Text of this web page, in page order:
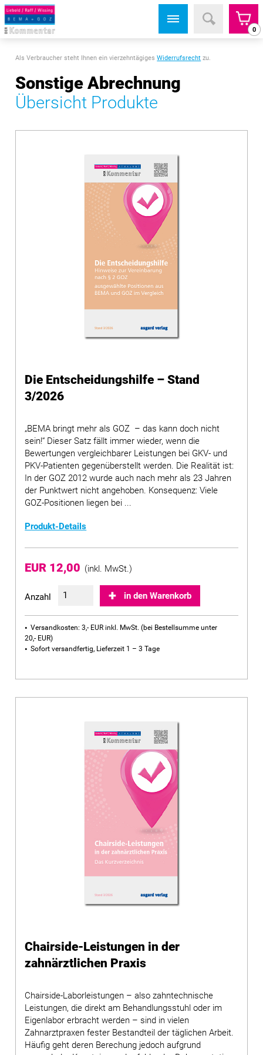
0
Als Verbraucher steht Ihnen ein vierzehntägigesWiderrufsrecht zu.
Sonstige Abrechnung
Übersicht Produkte
Die Entscheidungshilfe – Stand
3/2026
„BEMA bringt mehr als GOZ – das kann doch nicht
sein!“ Dieser Satz fällt immer wieder, wenn die
Bewertungen vergleichbarer Leistungen bei GKV- und
PKV-Patienten gegenüberstellt werden. Die Realität ist:
In der GOZ 2012 wurde auch nach mehr als 23 Jahren
der Punktwert nicht angehoben. Konsequenz: Viele
GOZ-Positionen liegen bei ...
Produkt-Details
EUR 12,00 (inkl. MwSt.)
Anzahl in den Warenkorb
Versandkosten: 3,- EUR inkl. MwSt. (bei Bestellsumme unter
20,- EUR)
Sofort versandfertig, Lieferzeit 1 – 3 Tage
Chairside-Leistungen in der
zahnärztlichen Praxis
Chairside-Laborleistungen – also zahntechnische
Leistungen, die direkt am Behandlungsstuhl oder im
Eigenlabor erbracht werden – sind in vielen
Zahnarztpraxen fester Bestandteil der täglichen Arbeit.
Häufig geht deren Berechung jedoch aufgrund